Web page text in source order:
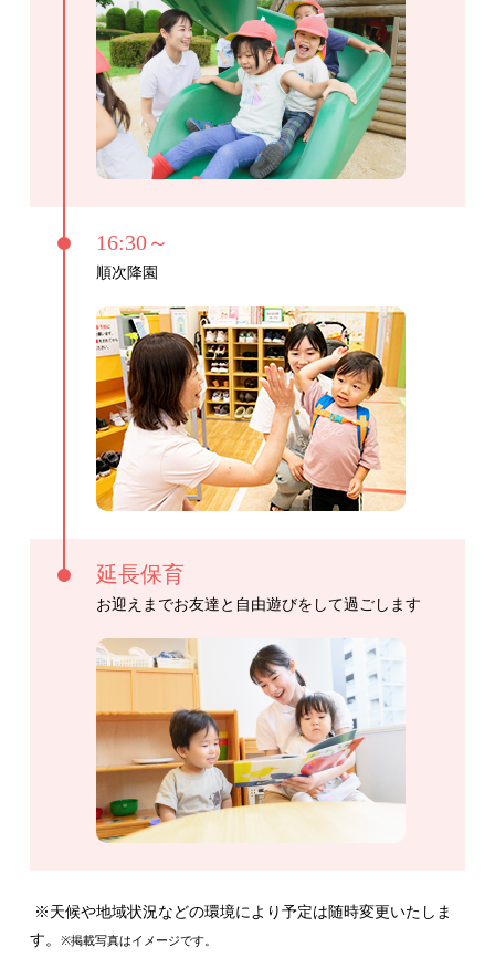
16:30～
順次降園
延長保育
お迎えまでお友達と自由遊びをして過ごします
※天候や地域状況などの環境により予定は随時変更いたしま
す。
※掲載写真はイメージです。